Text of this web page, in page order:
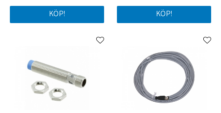
KÖP! KÖP!